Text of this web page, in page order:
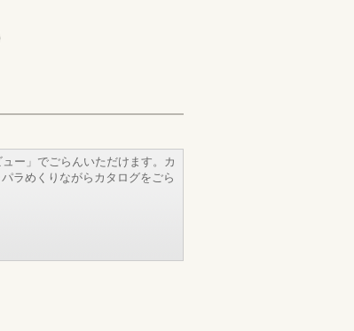
ー」でごらんいただけます。カ
ラめくりながらカタログをごら